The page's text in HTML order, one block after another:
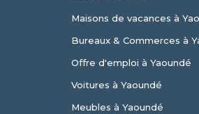
Maisons de vacances à
Bureaux & Commerces à
Offre d'emploi à Yaoundé
Voitures à Yaoundé
Meubles à Yaoundé